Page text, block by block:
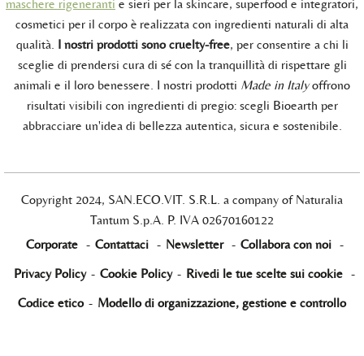
maschere rigeneranti e sieri per la skincare, superfood e integratori,
cosmetici per il corpo è realizzata con ingredienti naturali di alta
qualità. I nostri prodotti sono cruelty-free, per consentire a chi li
sceglie di prendersi cura di sé con la tranquillità di rispettare gli
animali e il loro benessere. I nostri prodotti Made in Italyoffrono
risultati visibili con ingredienti di pregio: scegli Bioearth per
abbracciare un'idea di bellezza autentica, sicura e sostenibile.
Copyright 2024, SAN.ECO.VIT. S.R.L. a company of Naturalia
Tantum S.p.A. P. IVA 02670160122
Corporate - Contattaci - Newsletter - Collabora con noi -
Privacy Policy - Cookie Policy - Rivedi le tue scelte sui cookie -
Codice etico - Modello di organizzazione, gestione e controllo